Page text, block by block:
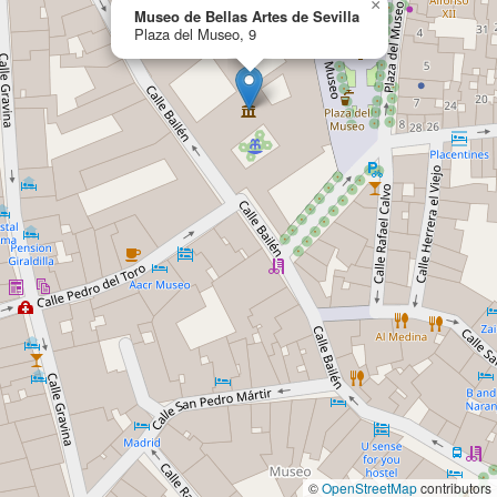
Museo de Bellas Artes de Sevilla
Plaza del Museo, 9
×
©OpenStreetMapcontributors